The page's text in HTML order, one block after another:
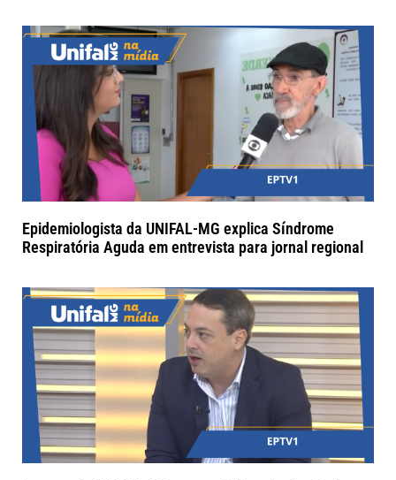
Epidemiologista da UNIFAL-MG explica Síndrome
Respiratória Aguda em entrevista para jornal regional